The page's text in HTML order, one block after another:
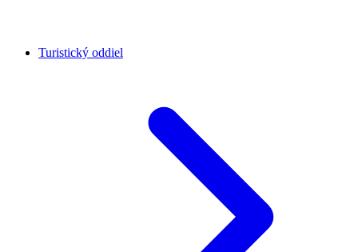
Turistický oddiel